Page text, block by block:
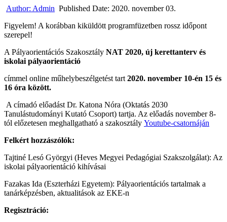
Author: Admin Published Date: 2020. november 03.
Figyelem! A korábban kiküldött programfüzetben rossz időpont
szerepel!
A Pályaorientációs Szakosztály NAT 2020, új kerettanterv és
iskolai pályaorientáció
címmel online műhelybeszélgetést tart 2020. november 10-én 15 és
16 óra között.
A címadó előadást Dr. Katona Nóra (Oktatás 2030
Tanulástudományi Kutató Csoport) tartja. Az előadás november 8-
tól előzetesen meghallgatható a szakosztály Youtube-csatornáján
Felkért hozzászólók:
Tajtiné Lesó Györgyi (Heves Megyei Pedagógiai Szakszolgálat): Az
iskolai pályaorientáció kihívásai
Fazakas Ida (Eszterházi Egyetem): Pályaorientációs tartalmak a
tanárképzésben, aktualitások az EKE-n
Regisztráció: